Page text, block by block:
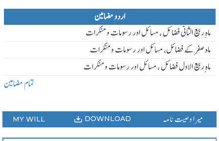
اردو مضامین
ماہ ِربیع الثانی فضائل ، مسائل اور رسومات و منکرات
ماہ صفر کے فضائل، مسائل اور رسومات و منکرات
ماہ ِربیع الاول فضائل ، مسائل اور رسومات و منکرات
تمام مضامین
MY WILL DOWNLOAD میرا وصیت نامہ